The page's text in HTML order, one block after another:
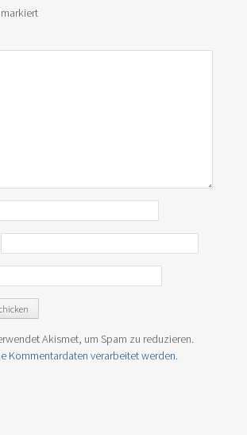
Akismet, um Spam zu reduzieren.
Kommentardaten verarbeitet werden.